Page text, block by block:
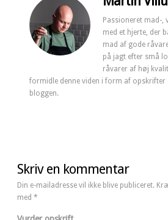
Passioneret mad-,
med et hjerte, der
mad af gode
på jagt efter små
råvarer af høj
formidle denne viden i form af opskrifter
bloggen.
Skriv en kommentar
Din e-mailadresse vil ikke blive publiceret.
med *